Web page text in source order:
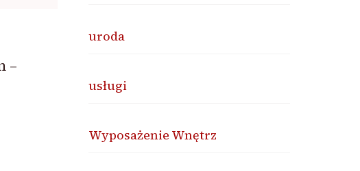
–
uroda
usługi
Wyposażenie Wnętrz